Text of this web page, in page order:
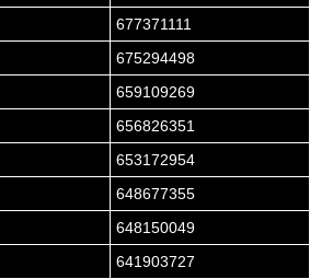
677371111
675294498
659109269
656826351
653172954
648677355
648150049
641903727